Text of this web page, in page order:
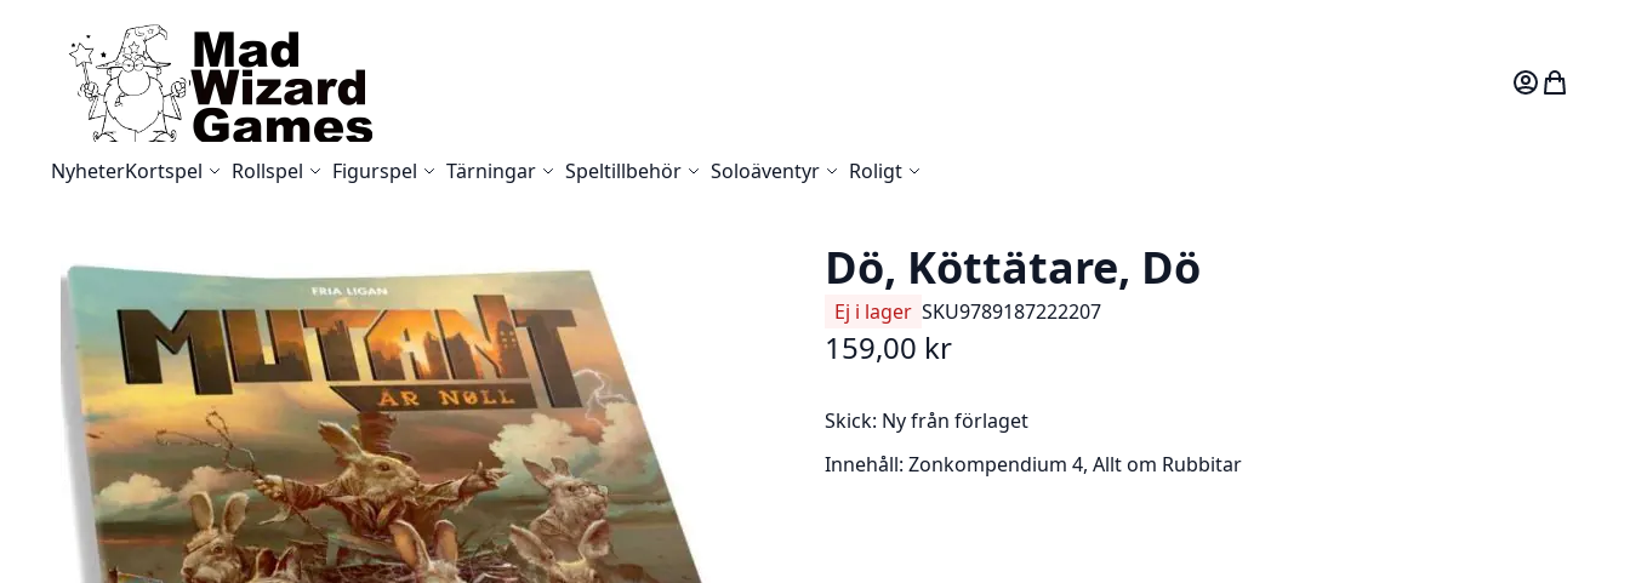
Skip to Content
Mitt konto
NyheterKortspel Rollspel Figurspel Tärningar Speltillbehör Soloäventyr Roligt
Dö, Köttätare, Dö
Ej i lager SKU9789187222207
159,00 kr
Skick: Ny från förlaget
Innehåll: Zonkompendium 4, Allt om Rubbitar